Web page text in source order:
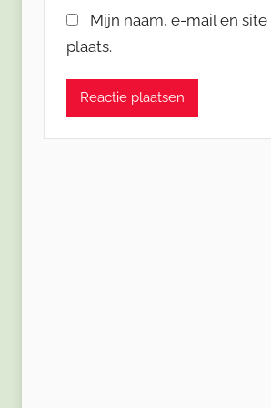
Mijn naam, e-mail en
plaats.